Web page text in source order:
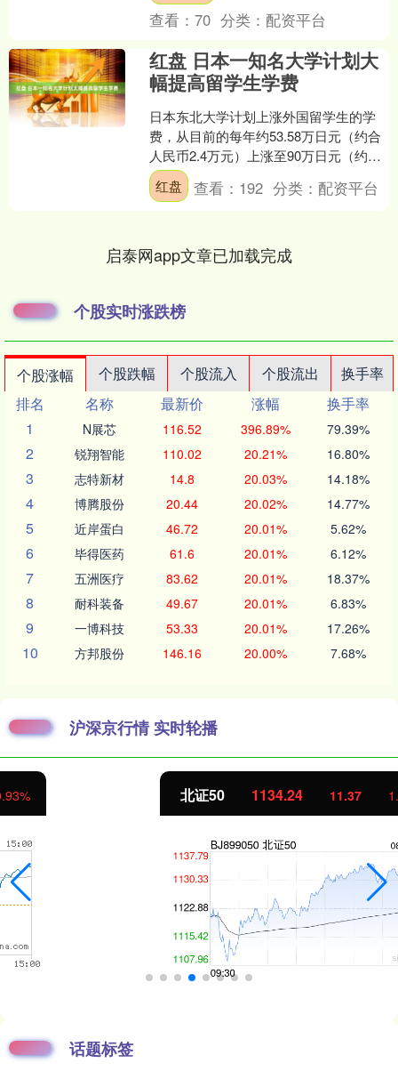
查看：70 分类： 配资平台
红盘 日本一知名大学计划大
幅提高留学生学费
日本东北大学计划上涨外国留学生的学
费，从目前的每年约53.58万日元（约合
人民币2.4万元）上涨至90万日元（约合
人民币4.1万元）红盘，涨幅约为1.7倍。
值得....
红盘 查看： 192 分类： 配资平台
启泰网app文章已加载完成
个股实时涨跌榜
个股涨幅 个股跌幅 个股流入 个股流出
换手率
排名
名称 最新价 涨幅
换手率
1
N展芯 116.52 396.89% 79.39%
2 锐翔智能 110.02 20.21% 16.80%
3 志特新材 14.8 20.03% 14.18%
4 博腾股份 20.44 20.02% 14.77%
5 近岸蛋白 46.72 20.01% 5.62%
6 毕得医药 61.6 20.01% 6.12%
7 五洲医疗 83.62 20.01% 18.37%
8 耐科装备 49.67 20.01% 6.83%
9 一博科技 53.33 20.01% 17.26%
10 方邦股份 146.16 20.00% 7.68%
沪深京行情 实时轮播
1134.24 11.37 1.01%
话题标签